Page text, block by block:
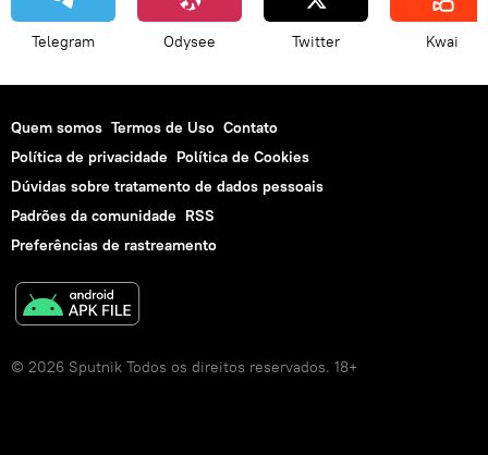
Telegram Odysee Twitter Kwai
Quem somos Termos de Uso Contato
Política de privacidade Política de Cookies
Dúvidas sobre tratamento de dados pessoais
Padrões da comunidade RSS
Preferências de rastreamento
© 2026 Sputnik Todos os direitos reservados. 18+